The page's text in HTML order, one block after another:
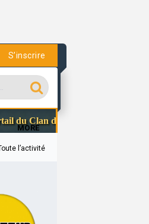
S’inscrire
MORE
Clan des Officiers
l’activité